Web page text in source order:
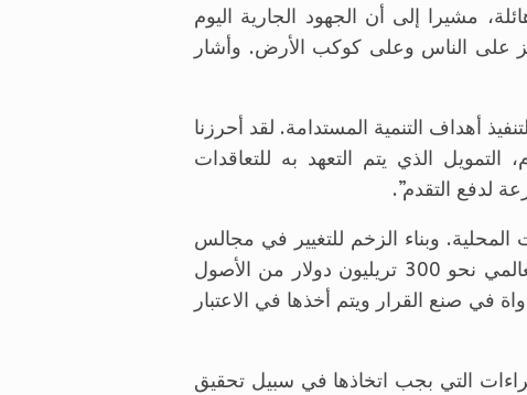
مشيرا إلى أن الجهود الجارية اليوم
بل هي تركز على ضمان أن جدول أعمال 2030 الطموح يركز على الناس وعلى كوكب الأرض. وأشار
تتراوح بين 5 و 7 تريليون دولار كل عام لتنفيذ أهداف التنمية المستدامة. لقد أحرزنا
الذي يتم التعهد به للتعاقدات
لدفع التقدم”.
وبناء الزخم للتغيير في مجالس
إدارة الشركات. والقيام بعمل أفضل في استغلال الموارد المعطلة، حيث يدير النظام المالي العالمي نحو 300 تريليون دولار من الأصول
في صنع القرار ويتم أخذها في الاعتبار
التي بجب اتخاذها في سبيل تحقيق